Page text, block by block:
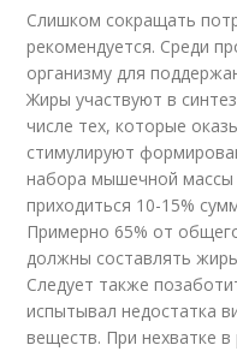
Слишком сокращать
рекомендуется. Среди
организму для
Жиры участвуют в
числе тех, которые
стимулируют
набора мышечной
приходиться 10-15%
Примерно 65% от
должны составлять
Следует также
испытывал недостатка
веществ. При нехватке